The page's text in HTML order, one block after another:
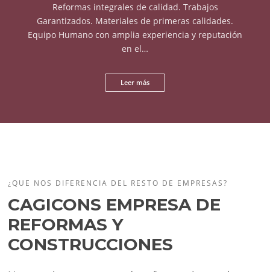
Reformas integrales de calidad. Trabajos
Garantizados. Materiales de primeras calidades.
Equipo Humano con amplia experiencia y reputación
en el…
Leer más
¿QUE NOS DIFERENCIA DEL RESTO DE EMPRESAS?
CAGICONS EMPRESA DE
REFORMAS Y
CONSTRUCCIONES